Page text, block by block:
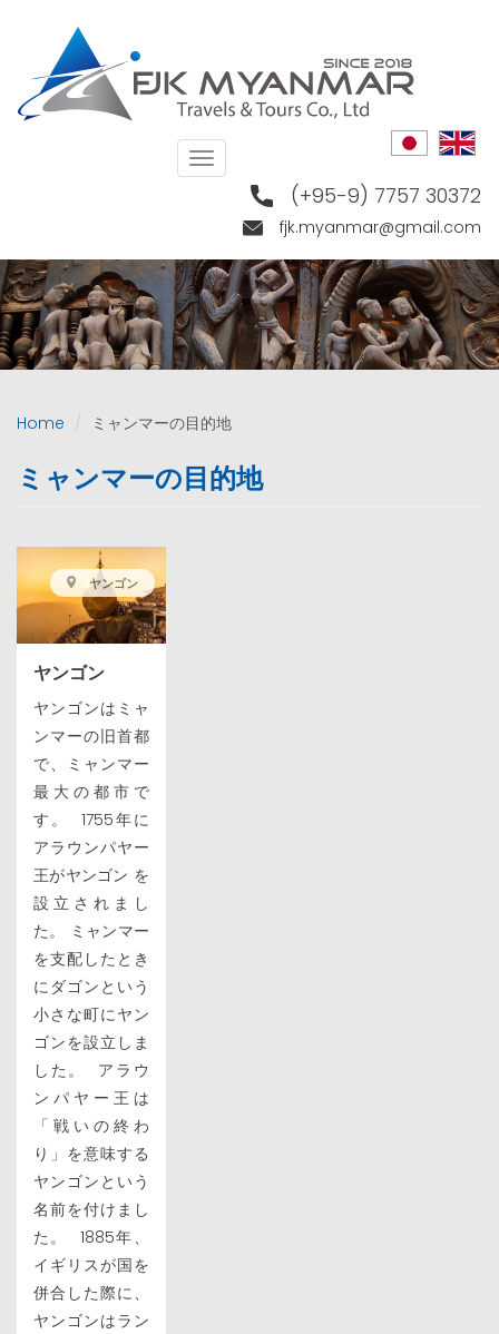
content
(+95-9) 7757 30372
fjk.myanmar@gmail.com
Toggle
navigation
Home ミャンマーの目的地
ミャンマーの目的地
ヤンゴン
ヤンゴン
ヤンゴンはミャ
ンマーの旧首都
で、ミャンマー
最大の都市で
す。 1755年に
アラウンパヤー
王がヤンゴン を
設立されまし
た。 ミャンマー
を支配したとき
にダゴンという
小さな町にヤン
ゴンを設立しま
した。 アラウ
ンパヤー王は
「戦いの終わ
り」を意味する
ヤンゴンという
名前を付けまし
た。 1885年、
イギリスが国を
併合した際に、
ヤンゴンはラン